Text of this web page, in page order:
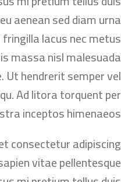
aenean sed diam urna
lacus nec metus
massa nisl malesuada
Ut hendrerit semper vel
Ad litora torquent per
inceptos himenaeos.
consectetur adipiscing
vitae pellentesque